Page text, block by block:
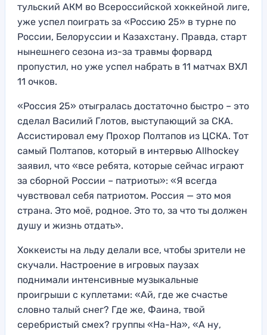
тульский АКМ во Всероссийской хоккейной лиге,
уже успел поиграть за «Россию 25» в турне по
России, Белоруссии и Казахстану. Правда, старт
нынешнего сезона из-за травмы форвард
пропустил, но уже успел набрать в 11 матчах ВХЛ
11 очков.
«Россия 25» отыгралась достаточно быстро – это
сделал Василий Глотов, выступающий за СКА.
Ассистировал ему Прохор Полтапов из ЦСКА. Тот
самый Полтапов, который в интервью Allhockey
заявил, что «все ребята, которые сейчас играют
за сборной России – патриоты»: «Я всегда
чувствовал себя патриотом. Россия — это моя
страна. Это моё, родное. Это то, за что ты должен
душу и жизнь отдать».
Хоккеисты на льду делали все, чтобы зрители не
скучали. Настроение в игровых паузах
поднимали интенсивные музыкальные
проигрыши с куплетами: «Ай, где же счастье
словно талый снег? Где же, Фаина, твой
серебристый смех? группы «На-На», «А ну,